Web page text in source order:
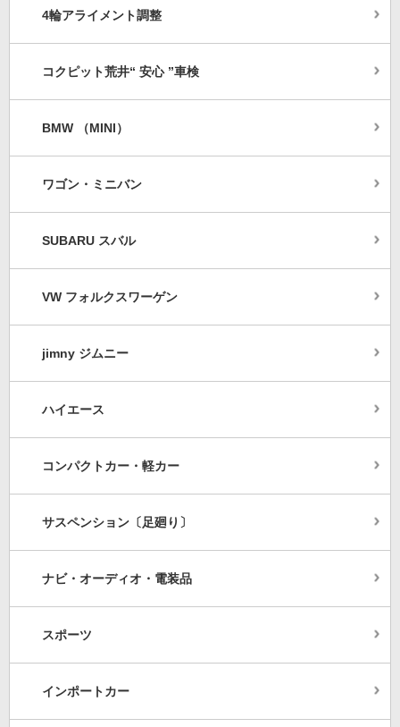
4輪アライメント調整
コクピット荒井“ 安心 ”車検
BMW （MINI）
ワゴン・ミニバン
SUBARU スバル
VW フォルクスワーゲン
jimny ジムニー
ハイエース
コンパクトカー・軽カー
サスペンション〔足廻り〕
ナビ・オーディオ・電装品
スポーツ
インポートカー